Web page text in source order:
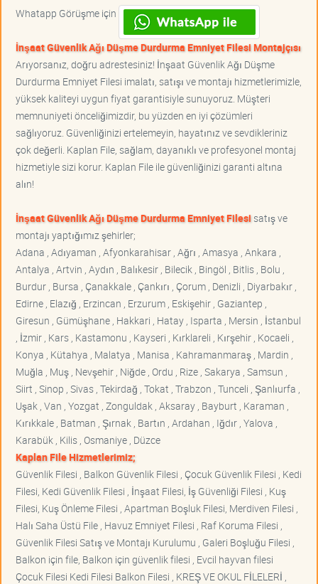
Whatapp Görüşme için
İnşaat Güvenlik Ağı Düşme Durdurma Emniyet Filesi Montajçısı
Arıyorsanız, doğru adrestesiniz! İnşaat Güvenlik Ağı Düşme
Durdurma Emniyet Filesi imalatı, satışı ve montajı hizmetlerimizle,
yüksek kaliteyi uygun fiyat garantisiyle sunuyoruz. Müşteri
memnuniyeti önceliğimizdir, bu yüzden en iyi çözümleri
sağlıyoruz. Güvenliğinizi ertelemeyin, hayatınız ve sevdikleriniz
çok değerli. Kaplan File, sağlam, dayanıklı ve profesyonel montaj
hizmetiyle sizi korur. Kaplan File ile güvenliğinizi garanti altına
alın!
İnşaat Güvenlik Ağı Düşme Durdurma Emniyet Filesisatış ve
montajı yaptığımız şehirler;
Adana , Adıyaman , Afyonkarahisar , Ağrı , Amasya , Ankara ,
Antalya , Artvin , Aydın , Balıkesir , Bilecik , Bingöl , Bitlis , Bolu ,
Burdur , Bursa , Çanakkale , Çankırı , Çorum , Denizli , Diyarbakır ,
Edirne , Elazığ , Erzincan , Erzurum , Eskişehir , Gaziantep ,
Giresun , Gümüşhane , Hakkari , Hatay , Isparta , Mersin , İstanbul
, İzmir , Kars , Kastamonu , Kayseri , Kırklareli , Kırşehir , Kocaeli ,
Konya , Kütahya , Malatya , Manisa , Kahramanmaraş , Mardin ,
Muğla , Muş , Nevşehir , Niğde , Ordu , Rize , Sakarya , Samsun ,
Siirt , Sinop , Sivas , Tekirdağ , Tokat , Trabzon , Tunceli , Şanlıurfa ,
Uşak , Van , Yozgat , Zonguldak , Aksaray , Bayburt , Karaman ,
Kırıkkale , Batman , Şırnak , Bartın , Ardahan , Iğdır , Yalova ,
Karabük , Kilis , Osmaniye , Düzce
Kaplan File Hizmetlerimiz;
Güvenlik Filesi , Balkon Güvenlik Filesi , Çocuk Güvenlik Filesi , Kedi
Filesi, Kedi Güvenlik Filesi , İnşaat Filesi, İş Güvenliği Filesi , Kuş
Filesi, Kuş Önleme Filesi , Apartman Boşluk Filesi, Merdiven Filesi ,
Halı Saha Üstü File , Havuz Emniyet Filesi , Raf Koruma Filesi ,
Güvenlik Filesi Satış ve Montajı Kurulumu , Galeri Boşluğu Filesi ,
Balkon için file, Balkon için güvenlik filesi , Evcil hayvan filesi
Çocuk Filesi Kedi Filesi Balkon Filesi , KREŞ VE OKUL FİLELERİ ,